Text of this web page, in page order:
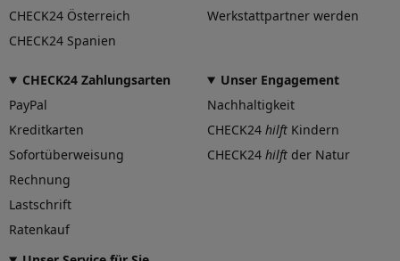
Fahrzeug wählen und Felgengutachten erhalten
Dimension
7,5
Größe (in Zoll)
17
Einpresstiefe (in mm)
50,5
Lochkreis (Anzahl der Löcher)
Lochkreis-Durchmesser (in mm)
CHECK24 Österreich
CHECK24 Spanien
Werkstattpartner werden
CHECK24 Zahlungsarten
PayPal
Kreditkarten
Sofortüberweisung
Rechnung
Lastschrift
Ratenkauf
Unser Engagement
Nachhaltigkeit
CHECK24 hilft Kindern
CHECK24 hilft der Natur